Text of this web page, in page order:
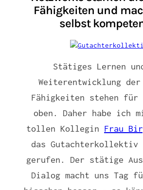
Fähigkeiten und
selbst
Stätiges Lernen
Weiterentwicklung der
Fähigkeiten stehen für
oben. Daher habe ich
tollen Kollegin Frau
das Gutachterkollektiv
gerufen. Der stätige
Dialog macht uns Tag